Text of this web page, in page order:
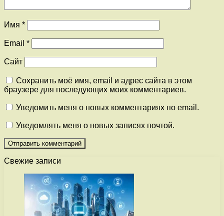
Имя *
Email *
Сайт
Сохранить моё имя, email и адрес сайта в этом
браузере для последующих моих комментариев.
Уведомить меня о новых комментариях по email.
Уведомлять меня о новых записях почтой.
Свежие записи